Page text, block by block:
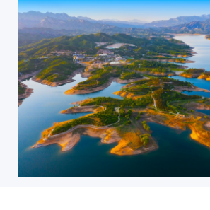
假之地，是农文旅康养融合带动区域产业
的新标杆。
运营以来，荣获“中国服务”旅游产品创
例、西柏坡乡村振兴发展大会会址、休闲
基地、百佳精品乡村民宿培育单位、最佳综
诸多荣誉奖项，获得行业和社会各界的高度
红土岭·山陉居生态民宿
红土岭·山陉居生态民宿坐落于井陉
点，占地1200亩，海拔约800米，因红色土